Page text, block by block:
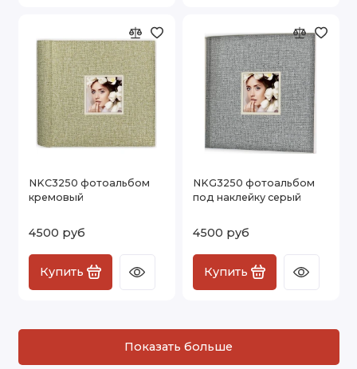
NKC3250 фотоальбом
кремовый
4500 руб
Купить
NKG3250 фотоальбом
под наклейку серый
4500 руб
Купить
Показать больше